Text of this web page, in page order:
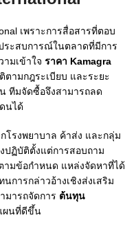
เพราะการสื่อสารที่ตอบ
ระสบการณ์ในตลาดที่มีการ
มเข้าใจ ราคา Kamagra
ามกฎระเบียบ และระยะ
ทีมจัดซื้อจึงสามารถลด
นได้
โรงพยาบาล ค้าส่ง และกลุ่ม
ปฏิบัติตั้งแต่การสอบถาม
ามข้อกำหนด แหล่งจัดหาที่ได้
การกล่าวอ้างเชิงส่งเสริม
มารถจัดการ ต้นทุน
ผนที่ดีขึ้น